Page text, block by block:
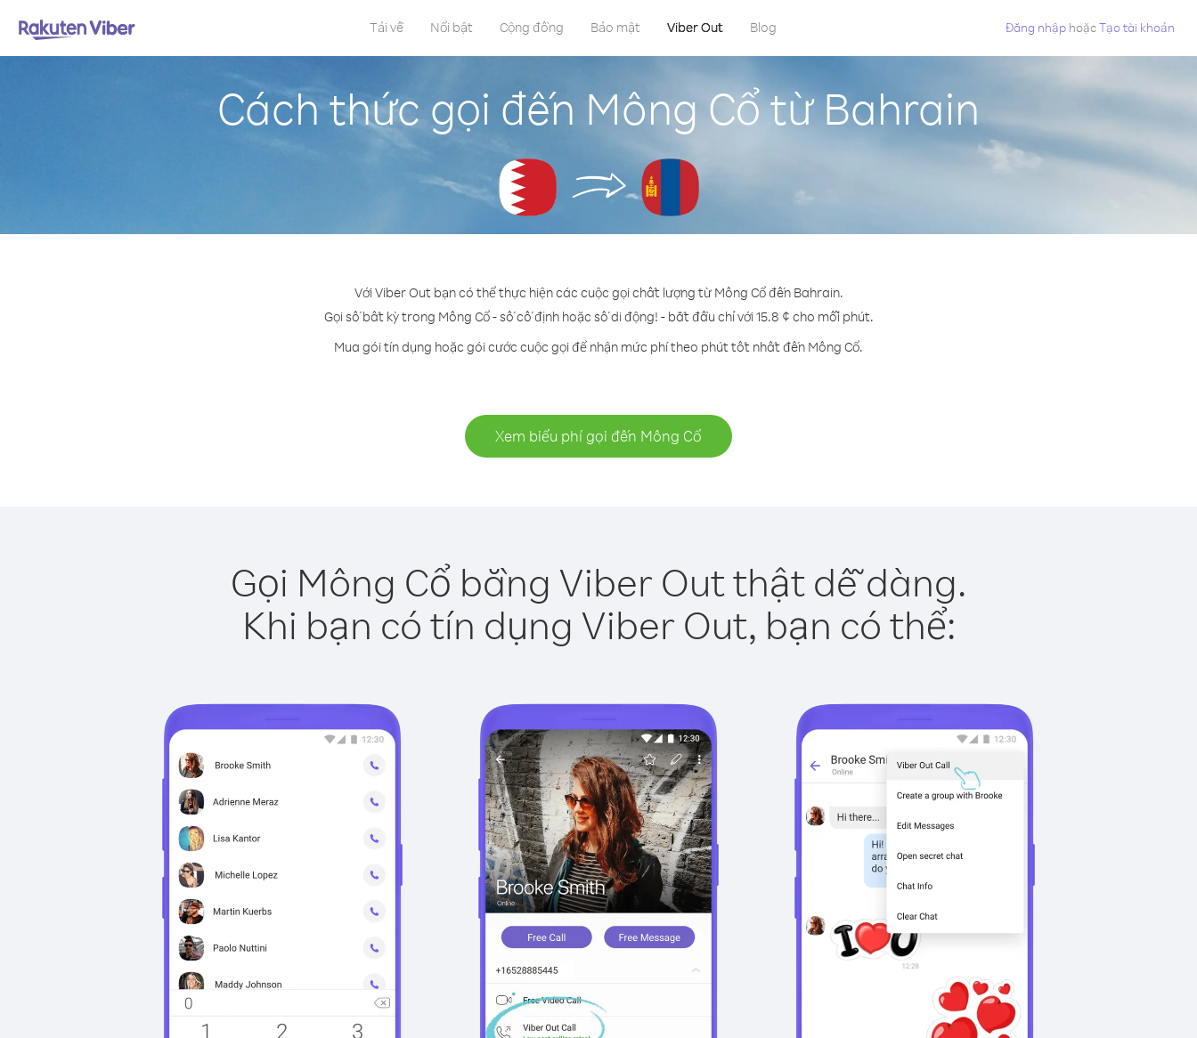
Tải về Nổi bật Cộng đồng Bảo mật Viber Out Blog Đăng nhập hoặcTạo tài khoản
Cách thức gọi đến Mông Cổ từ Bahrain
Với Viber Out bạn có thể thực hiện các cuộc gọi chất lượng từ Mông Cổ đến Bahrain.
Gọi số bất kỳ trong Mông Cổ - số cố định hoặc số di động! - bắt đầu chỉ với 15.8 ¢ cho mỗi phút.
Mua gói tín dụng hoặc gói cước cuộc gọi để nhận mức phí theo phút tốt nhất đến Mông Cổ.
Xem biểu phí gọi đến Mông Cổ
Gọi Mông Cổ bằng Viber Out thật dễ dàng.
Khi bạn có tín dụng Viber Out, bạn có thể: